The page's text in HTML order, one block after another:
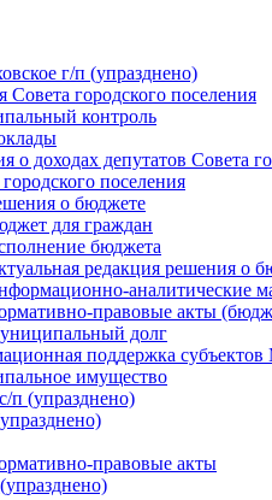
г/п (упразднено)
Совета городского поселения
контроль
о доходах депутатов Совета
поселения
о бюджете
для граждан
бюджета
редакция решения о
аналитические
правовые акты
долг
поддержка
имущество
п (упразднено)
правовые акты